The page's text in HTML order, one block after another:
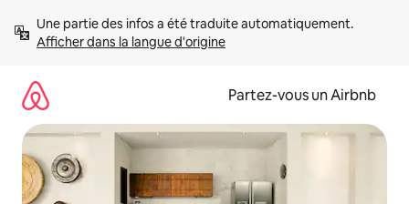
directement
Afficher dans la langue d'origine
Partez-vous un Airbnb